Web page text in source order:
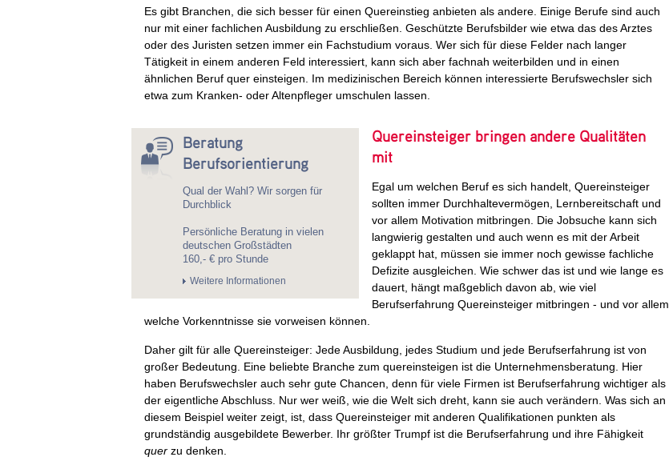
Es gibt Branchen, die sich besser für einen Quereinstieg anbieten als andere. Einige Berufe sind auch
nur mit einer fachlichen Ausbildung zu erschließen. Geschützte Berufsbilder wie etwa das des Arztes
oder des Juristen setzen immer ein Fachstudium voraus. Wer sich für diese Felder nach langer
Tätigkeit in einem anderen Feld interessiert, kann sich aber fachnah weiterbilden und in einen
ähnlichen Beruf quer einsteigen. Im medizinischen Bereich können interessierte Berufswechsler sich
etwa zum Kranken- oder Altenpfleger umschulen lassen.
Beratung
Berufsorientierung
Qual der Wahl? Wir sorgen für
Durchblick
Persönliche Beratung in vielen
deutschen Großstädten
160,- € pro Stunde
Weitere Informationen
Quereinsteiger bringen andere Qualitäten
mit
Egal um welchen Beruf es sich handelt, Quereinsteiger
sollten immer Durchhaltevermögen, Lernbereitschaft und
vor allem Motivation mitbringen. Die Jobsuche kann sich
langwierig gestalten und auch wenn es mit der Arbeit
geklappt hat, müssen sie immer noch gewisse fachliche
Defizite ausgleichen. Wie schwer das ist und wie lange es
dauert, hängt maßgeblich davon ab, wie viel
Berufserfahrung Quereinsteiger mitbringen - und vor allem
welche Vorkenntnisse sie vorweisen können.
Daher gilt für alle Quereinsteiger: Jede Ausbildung, jedes Studium und jede Berufserfahrung ist von
großer Bedeutung. Eine beliebte Branche zum quereinsteigen ist die Unternehmensberatung. Hier
haben Berufswechsler auch sehr gute Chancen, denn für viele Firmen ist Berufserfahrung wichtiger als
der eigentliche Abschluss. Nur wer weiß, wie die Welt sich dreht, kann sie auch verändern. Was sich an
diesem Beispiel weiter zeigt, ist, dass Quereinsteiger mit anderen Qualifikationen punkten als
grundständig ausgebildete Bewerber. Ihr größter Trumpf ist die Berufserfahrung und ihre Fähigkeit
querzu denken.